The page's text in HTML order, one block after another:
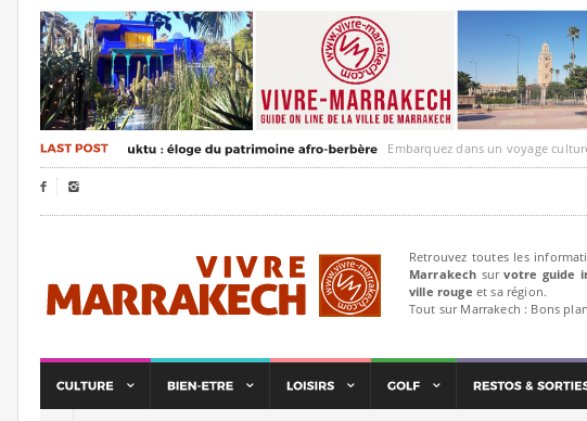
Embarquez dans un voyage culturel dans
 
Retrouvez toutes les
Marrakech survotre guide
ville rouge et sa région.
Tout sur Marrakech : Bons